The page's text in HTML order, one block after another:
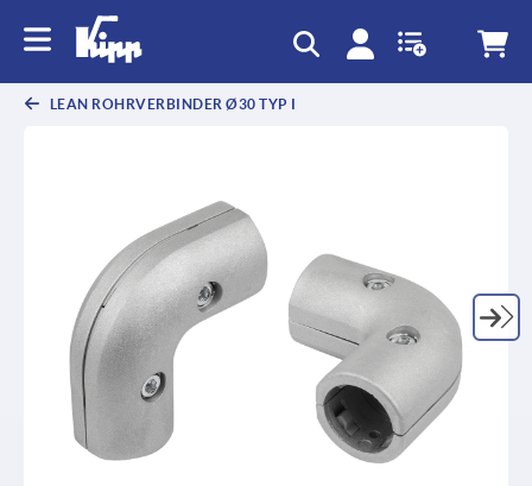
LEAN ROHRVERBINDER Ø30 TYP I